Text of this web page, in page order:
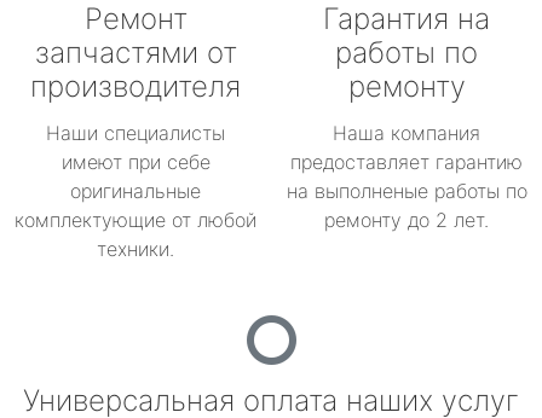
Ремонт
запчастями от
производителя
Наши специалисты
имеют при себе
оригинальные
комплектующие от любой
техники.
Гарантия на
работы по
ремонту
Наша компания
предоставляет гарантию
на выполненые работы по
ремонту до 2 лет.
Универсальная оплата наших услуг